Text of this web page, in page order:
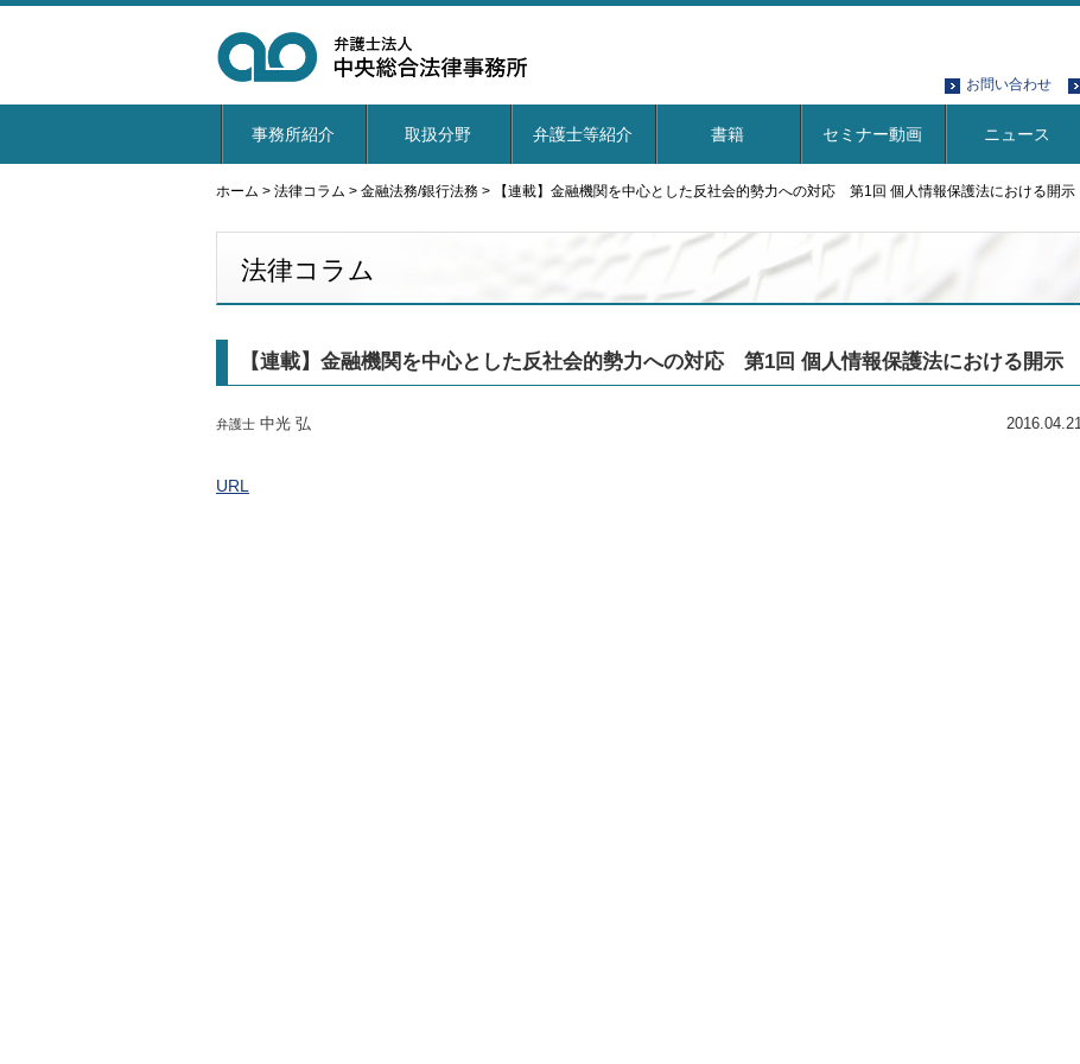
お問い合わせ
事務所紹介 取扱分野 弁護士等紹介 書籍 セミナー動画 ニュース
ホーム > 法律コラム > 金融法務/銀行法務 > 【連載】金融機関を中心とした反社会的勢力への対応 第1回 個人情報保護法における開示
法律コラム
【連載】金融機関を中心とした反社会的勢力への対応 第1回 個人情報保護法における開示
弁護士 中光 弘 2016.04.21
URL